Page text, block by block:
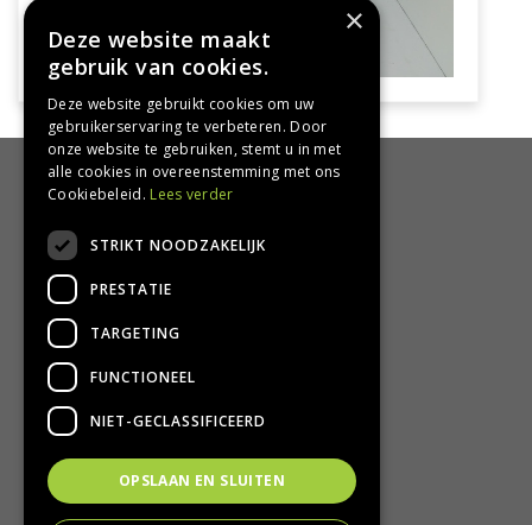
HANDIG
Bezorgen en afhalen
Retourbeleid
Algemene voorwaarden
Privacy Policy
Privacy statement
CONTACT
Groencentrum Hoogeveen
Nijstad 11
7909 HS Hoogeveen
×
Deze website maakt
gebruik van cookies.
Deze website gebruikt cookies om uw
gebruikerservaring te verbeteren. Door
onze website te gebruiken, stemt u in met
alle cookies in overeenstemming met ons
Cookiebeleid. Lees verder
STRIKT NOODZAKELIJK
PRESTATIE
TARGETING
FUNCTIONEEL
NIET-GECLASSIFICEERD
OPSLAAN EN SLUITEN